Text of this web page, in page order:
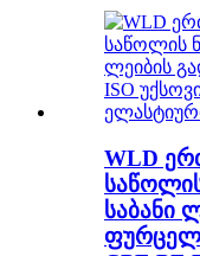
WLD
საბანი